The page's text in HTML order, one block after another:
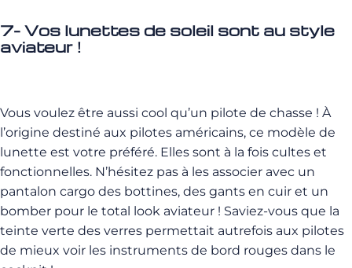
7- Vos lunettes de soleil sont au style
aviateur !
Vous voulez être aussi cool qu’un pilote de chasse ! À
l’origine destiné aux pilotes américains, ce modèle de
lunette est votre préféré. Elles sont à la fois cultes et
fonctionnelles. N’hésitez pas à les associer avec un
pantalon cargo des bottines, des gants en cuir et un
bomber pour le total look aviateur ! Saviez-vous que la
teinte verte des verres permettait autrefois aux pilotes
de mieux voir les instruments de bord rouges dans le